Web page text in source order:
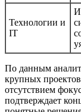
Технологии и
IT
По данным
крупных
отсутствием
подтверждает